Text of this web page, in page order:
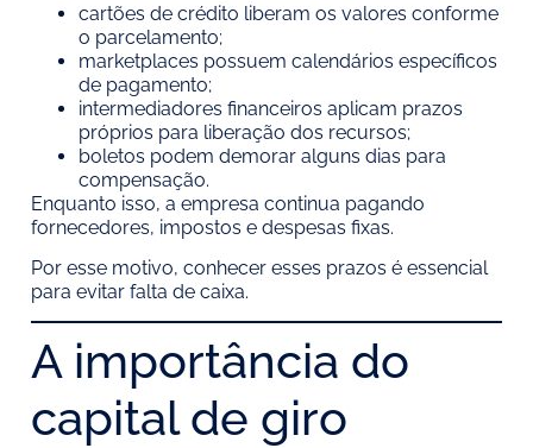
cartões de crédito liberam os valores conforme
o parcelamento;
marketplaces possuem calendários específicos
de pagamento;
intermediadores financeiros aplicam prazos
próprios para liberação dos recursos;
boletos podem demorar alguns dias para
compensação.
Enquanto isso, a empresa continua pagando
fornecedores, impostos e despesas fixas.
Por esse motivo, conhecer esses prazos é essencial
para evitar falta de caixa.
A importância do
capital de giro